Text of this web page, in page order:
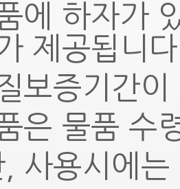
에 하자가
제공됩니
보증기간
은 물품 수
, 사용시에